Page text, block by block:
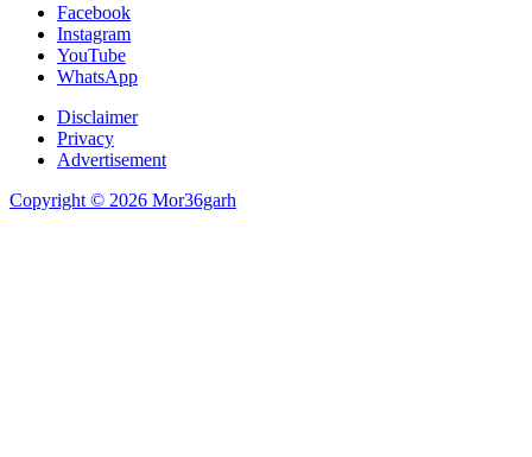
Facebook
Instagram
YouTube
WhatsApp
Disclaimer
Privacy
Advertisement
Copyright © 2026 Mor36garh